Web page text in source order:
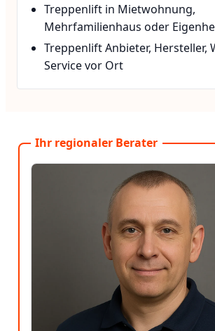
Treppenlift in Mietwohnung,
Mehrfamilienhaus oder
Treppenlift Anbieter, Hersteller,
Service vor Ort
Ihr regionaler Berater